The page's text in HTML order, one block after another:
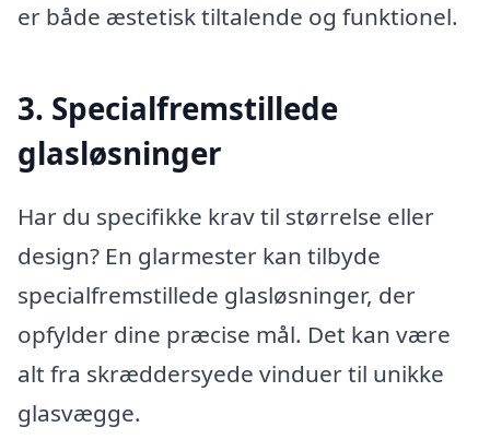
er både æstetisk tiltalende og funktionel.
3. Specialfremstillede
glasløsninger
Har du specifikke krav til størrelse eller
design? En glarmester kan tilbyde
specialfremstillede glasløsninger, der
opfylder dine præcise mål. Det kan være
alt fra skræddersyede vinduer til unikke
glasvægge.